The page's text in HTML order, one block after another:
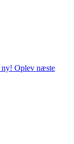
ny! Oplev næste